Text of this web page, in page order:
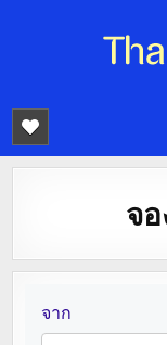
จองตั๋วรถออน
จ